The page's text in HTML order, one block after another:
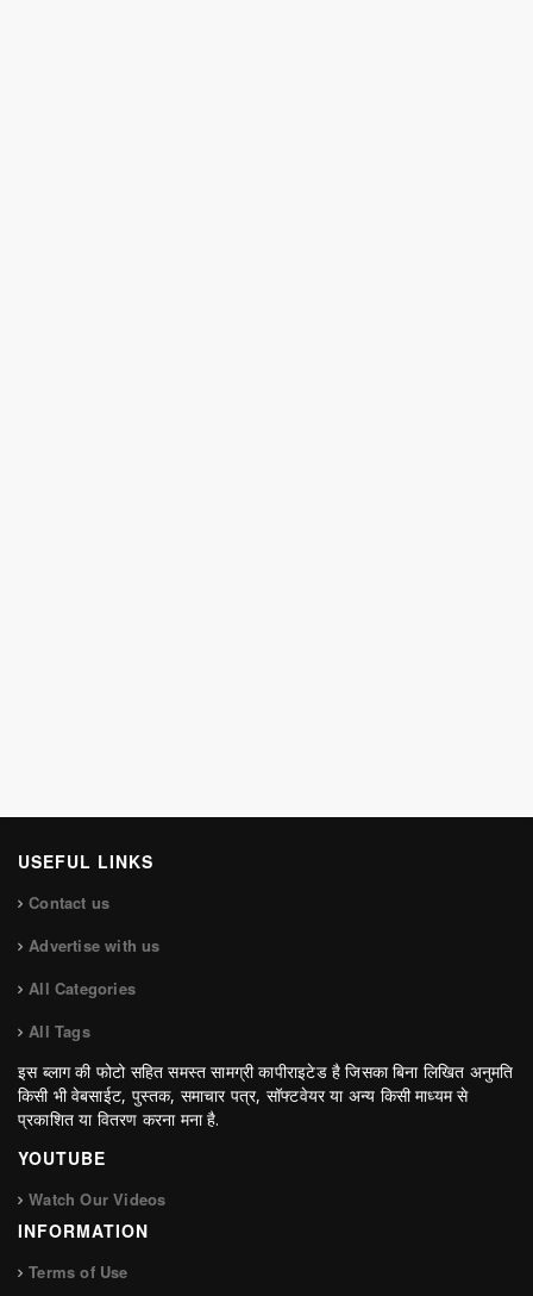
USEFUL LINKS
Contact us
Advertise with us
All Categories
All Tags
इस ब्लाग की फोटो सहित समस्त सामग्री कापीराइटेड है जिसका बिना लिखित अनुमति
किसी भी वेबसाईट, पुस्तक, समाचार पत्र, सॉफ्टवेयर या अन्य किसी माध्यम से
प्रकाशित या वितरण करना मना है.
YOUTUBE
Watch Our Videos
INFORMATION
Terms of Use